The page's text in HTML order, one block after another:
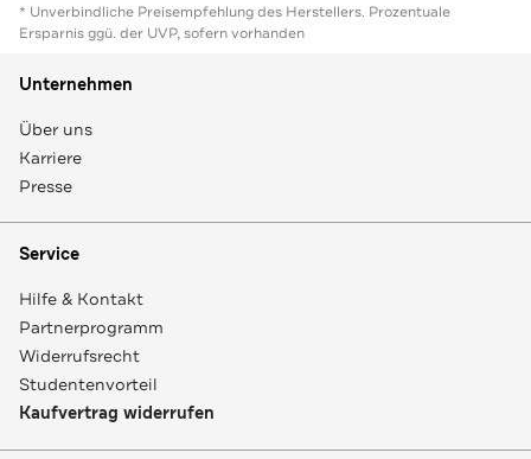
* Unverbindliche Preisempfehlung des Herstellers. Prozentuale
Ersparnis ggü. der UVP, sofern vorhanden
Unternehmen
Über uns
Karriere
Presse
Service
Hilfe & Kontakt
Partnerprogramm
Widerrufsrecht
Studentenvorteil
Kaufvertrag widerrufen